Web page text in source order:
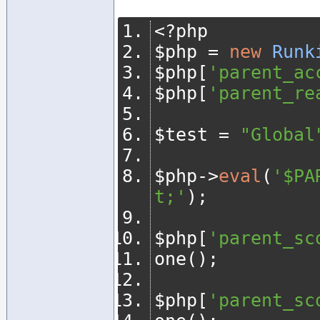
<?php
$php = new
$php [
$php [
$test =
$php->eval (
t;' );
$php [
one ();
$php [